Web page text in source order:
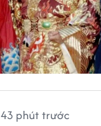
43 phút trước